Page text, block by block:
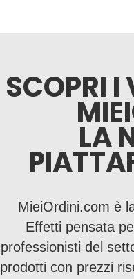
SCOPRI I
LA
MieiOrdini.com è
Effetti pensata
professionisti del
prodotti con prezzi